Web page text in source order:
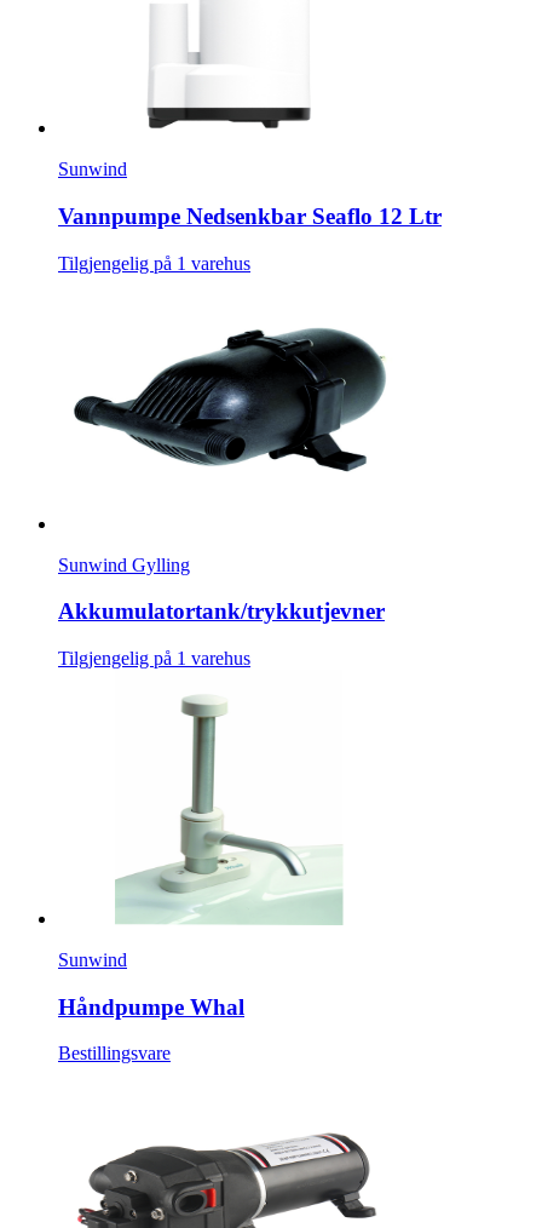
Sunwind
Vannpumpe Nedsenkbar Seaflo 12 Ltr
Tilgjengelig på 1 varehus
Sunwind Gylling
Akkumulatortank/trykkutjevner
Tilgjengelig på 1 varehus
Sunwind
Håndpumpe Whal
Bestillingsvare